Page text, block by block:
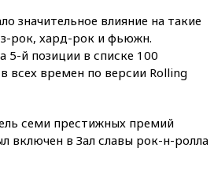
значительное влияние на такие
рок, хард-рок и фьюжн.
5-й позиции в списке 100
всех времен по версии Rolling
семи престижных премий
включен в Зал славы рок-н-ролла